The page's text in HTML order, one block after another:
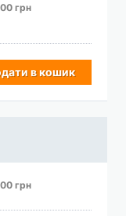
грн
в кошик
грн